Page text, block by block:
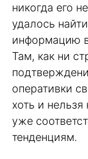
никогда его
удалось
информацию в
Там, как ни
оперативки
хоть и
уже
тенденциям.